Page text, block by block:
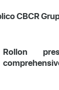
CBCR
Rollon